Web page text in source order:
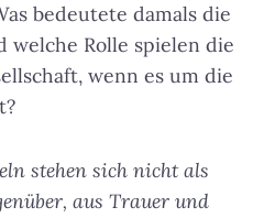
bedeutete damals die
welche Rolle spielen die
wenn es um die
stehen sich nicht als
aus Trauer und